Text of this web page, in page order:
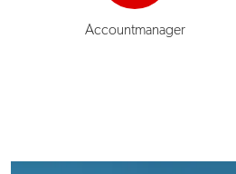
Accountmanager